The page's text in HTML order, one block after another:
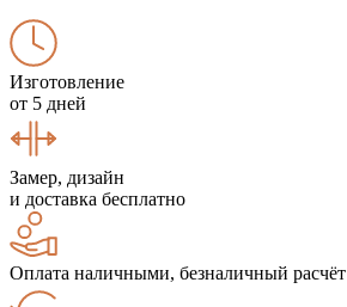
Изготовление
от 5 дней
Замер, дизайн
и доставка бесплатно
Оплата наличными, безналичный расчёт